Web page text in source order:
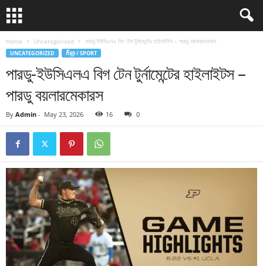
Home Uncategorized পারডু-ইউসিএলএ বিগ টেন টুর্নামেন্টের হাইলাইটস – পারডু বয়লারমেকারস
UNCATEGORIZED កីឡា / SPORT
পারডু-ইউসিএলএ বিগ টেন টুর্নামেন্টের হাইলাইটস –
পারডু বয়লারমেকারস
By Admin - May 23, 2026 16 0